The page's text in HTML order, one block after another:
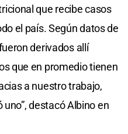
que recibe casos
el país. Según datos de
derivados allí
que en promedio tienen
a nuestro trabajo,
destacó Albino en